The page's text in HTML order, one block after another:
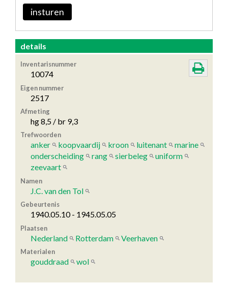
insturen
details
Inventarisnummer
10074
Eigen nummer
2517
Afmeting
hg 8,5 / br 9,3
Trefwoorden
anker koopvaardij kroon luitenant
marine
onderscheiding
rang sierbeleg
uniform
zeevaart
Namen
J.C. van den Tol
Gebeurtenis
1940.05.10 - 1945.05.05
Plaatsen
Nederland Rotterdam Veerhaven
Materialen
gouddraad wol